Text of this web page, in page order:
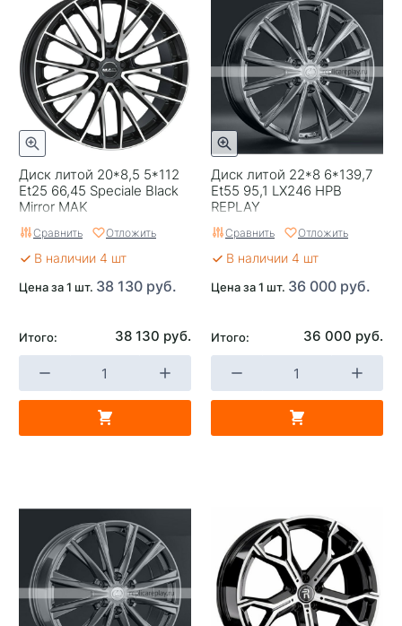
Применяемость
Универсальные
Тип диска
Кованные
Гарантия
1 год
Цвет
Черный с полировкой
Категория
Легковые
Страна изготовителя
Китай
Завод изготовитель
LS Wheels
Диск литой 20*8,5 5*112
Et25 66,45 Speciale Black
Mirror MAK
Сравнить Отложить
В наличии 4 шт
Цена за 1 шт. 38 130 руб.
Итого: 38 130 руб.
Диск литой 22*8 6*139,7
Et55 95,1 LX246 HPB
REPLAY
Сравнить Отложить
В наличии 4 шт
Цена за 1 шт. 36 000 руб.
Итого: 36 000 руб.